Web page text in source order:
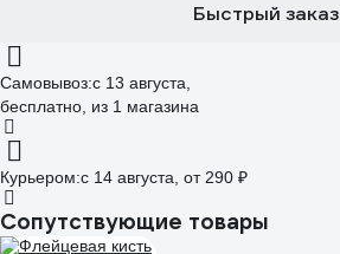
Быстрый заказ
Самовывоз:c 13 августа,
бесплатно , из 1 магазина
Курьером:c 14 августа, от 290 ₽
Сопутствующие товары